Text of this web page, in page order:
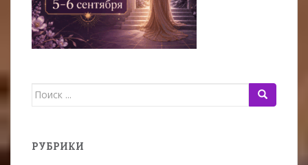
Поиск
РУБРИКИ